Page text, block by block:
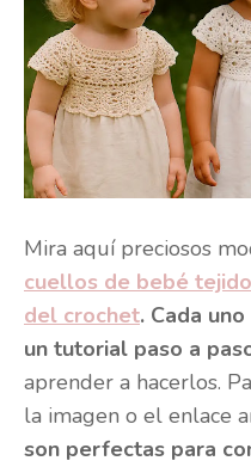
Mira aquí preciosos
cuellos de bebé
del crochet. Cada
un tutorial paso a
aprender a hacerlos.
la imagen o el enlace
son perfectas para